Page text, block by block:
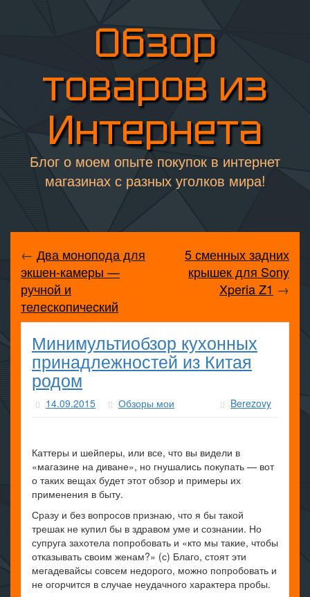
Обзор
товаров из
Интернета
Блог о моем опыте покупок в интернет
магазинах с разных уголков мира!
← Два монопода для
экшен-камеры —
ручной и
телескопический
5 сменных задних
крышек для Sony
Xperia Z1 →
Минимультиобзор кухонных
принадлежностей из Китая
родом
14.09.2015 Обзоры мои Berezovy
Каттеры и шейперы, или все, что вы видели в
«магазине на диване», но гнушались покупать — вот
о таких вещах будет этот обзор и примеры их
применения в быту.
Сразу и без вопросов признаю, что я бы такой
трешак не купил бы в здравом уме и сознании. Но
супруга захотела попробовать и «кто мы такие, чтобы
отказывать своим женам?» (с) Благо, стоят эти
мегадевайсы совсем недорого, можно попробовать и
не огорчится в случае неудачного характера пробы.